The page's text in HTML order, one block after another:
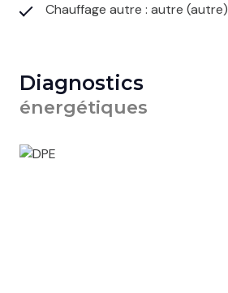
Chauffage autre : autre (autre)
Diagnostics
énergétiques